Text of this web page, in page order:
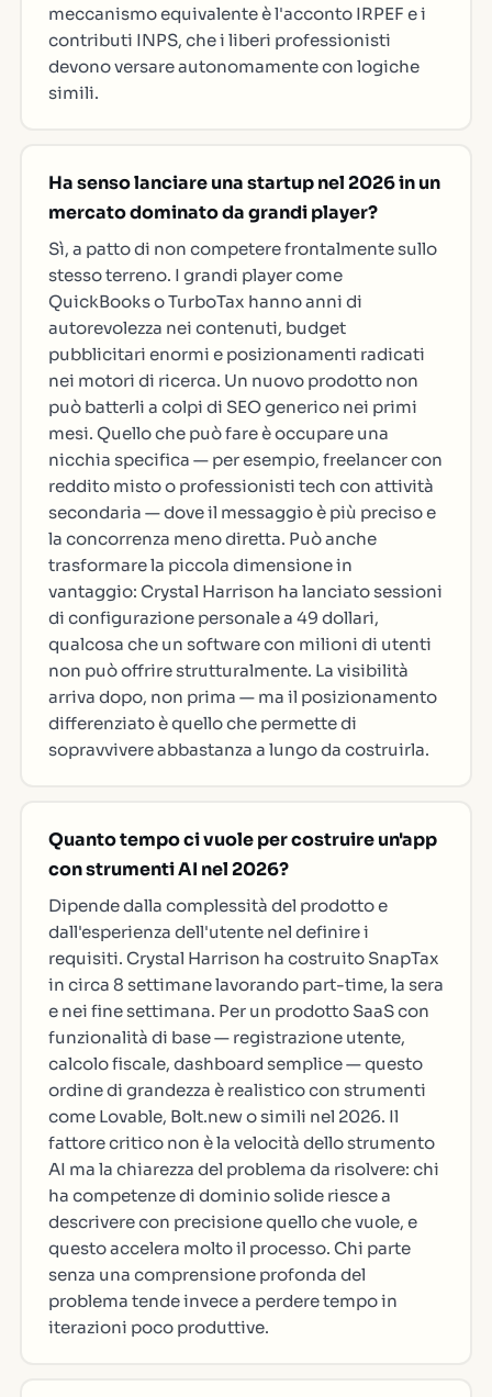
meccanismo equivalente è l'acconto IRPEF e i
contributi INPS, che i liberi professionisti
devono versare autonomamente con logiche
simili.
Ha senso lanciare una startup nel 2026 in un
mercato dominato da grandi player?
Sì, a patto di non competere frontalmente sullo
stesso terreno. I grandi player come
QuickBooks o TurboTax hanno anni di
autorevolezza nei contenuti, budget
pubblicitari enormi e posizionamenti radicati
nei motori di ricerca. Un nuovo prodotto non
può batterli a colpi di SEO generico nei primi
mesi. Quello che può fare è occupare una
nicchia specifica — per esempio, freelancer con
reddito misto o professionisti tech con attività
secondaria — dove il messaggio è più preciso e
la concorrenza meno diretta. Può anche
trasformare la piccola dimensione in
vantaggio: Crystal Harrison ha lanciato sessioni
di configurazione personale a 49 dollari,
qualcosa che un software con milioni di utenti
non può offrire strutturalmente. La visibilità
arriva dopo, non prima — ma il posizionamento
differenziato è quello che permette di
sopravvivere abbastanza a lungo da costruirla.
Quanto tempo ci vuole per costruire un'app
con strumenti AI nel 2026?
Dipende dalla complessità del prodotto e
dall'esperienza dell'utente nel definire i
requisiti. Crystal Harrison ha costruito SnapTax
in circa 8 settimane lavorando part-time, la sera
e nei fine settimana. Per un prodotto SaaS con
funzionalità di base — registrazione utente,
calcolo fiscale, dashboard semplice — questo
ordine di grandezza è realistico con strumenti
come Lovable, Bolt.new o simili nel 2026. Il
fattore critico non è la velocità dello strumento
AI ma la chiarezza del problema da risolvere: chi
ha competenze di dominio solide riesce a
descrivere con precisione quello che vuole, e
questo accelera molto il processo. Chi parte
senza una comprensione profonda del
problema tende invece a perdere tempo in
iterazioni poco produttive.